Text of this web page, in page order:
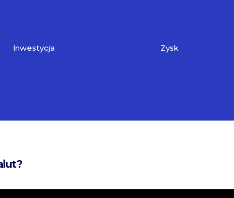
Inwestycja Zysk